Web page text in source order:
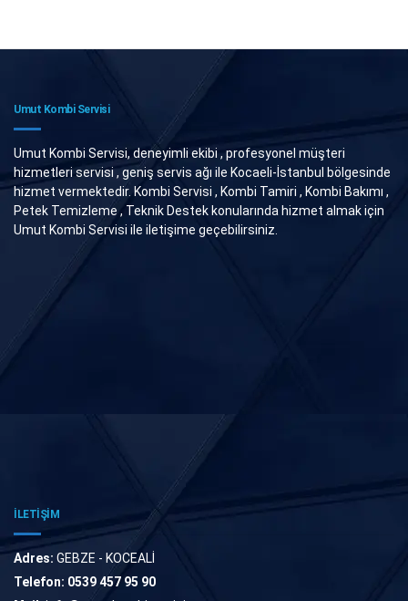
Umut Kombi Servisi
Umut Kombi Servisi, deneyimli ekibi , profesyonel müşteri
hizmetleri servisi , geniş servis ağı ile Kocaeli-İstanbul bölgesinde
hizmet vermektedir. Kombi Servisi , Kombi Tamiri , Kombi Bakımı ,
Petek Temizleme , Teknik Destek konularında hizmet almak için
Umut Kombi Servisi ile iletişime geçebilirsiniz.
İLETİŞİM
Adres: GEBZE - KOCEALİ
Telefon: 0539 457 95 90